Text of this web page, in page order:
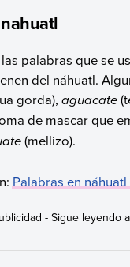
palabras que se
del náhuatl.
gorda), aguacate
de mascar que
(mellizo).
Palabras en